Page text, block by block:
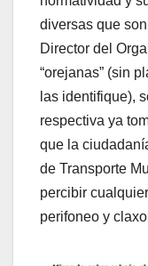
diversas que
Director del
“orejanas” (sin
las identifique),
respectiva ya
que la
de Transporte
percibir
perifoneo y